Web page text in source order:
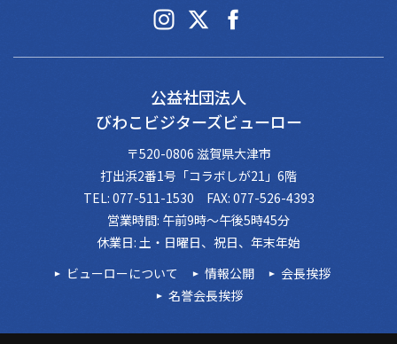
公益社団法人
びわこビジターズビューロー
〒520-0806 滋賀県大津市
打出浜2番1号「コラボしが21」6階
TEL: 077-511-1530 FAX: 077-526-4393
営業時間: 午前9時～午後5時45分
休業日: 土・日曜日、祝日、年末年始
ビューローについて
情報公開
会長挨拶
名誉会長挨拶